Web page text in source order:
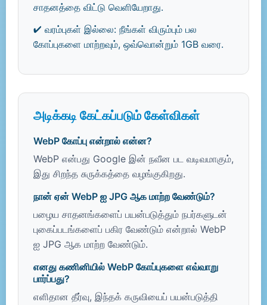
சாதனத்தை விட்டு வெளியேறாது.
✔ வரம்புகள் இல்லை: நீங்கள் விரும்பும் பல
கோப்புகளை மாற்றவும், ஒவ்வொன்றும் 1GB வரை.
அடிக்கடி கேட்கப்படும் கேள்விகள்
WebP கோப்பு என்றால் என்ன?
WebP என்பது Google இன் நவீன பட வடிவமாகும்,
இது சிறந்த சுருக்கத்தை வழங்குகிறது.
நான் ஏன் WebP ஐ JPG ஆக மாற்ற வேண்டும்?
பழைய சாதனங்களைப் பயன்படுத்தும் நபர்களுடன்
புகைப்படங்களைப் பகிர வேண்டும் என்றால் WebP
ஐ JPG ஆக மாற்ற வேண்டும்.
எனது கணினியில் WebP கோப்புகளை எவ்வாறு
பார்ப்பது?
எளிதான தீர்வு, இந்தக் கருவியைப் பயன்படுத்தி